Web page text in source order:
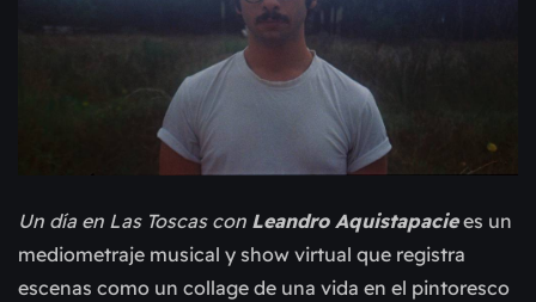
Un día en Las Toscas con Leandro Aquistapaciees un
mediometraje musical y show virtual que registra
escenas como un collage de una vida en el pintoresco